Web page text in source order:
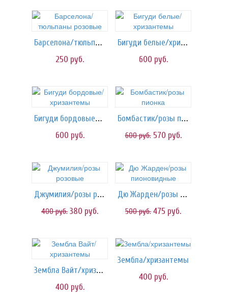
Барселона/тюльпаны розовые
250 руб.
Бигуди белые/хризантемы
600 руб.
Бигуди бордовые/хризантемы
600 руб.
Бомбастик/розы пионка
600руб. 570 руб.
Джумилия/розы розовые
400руб. 380 руб.
Дю Жарден/розы пионовидные
500руб. 475 руб.
Зембла Вайт/хризантемы
400 руб.
Зембла/хризантемы
400 руб.